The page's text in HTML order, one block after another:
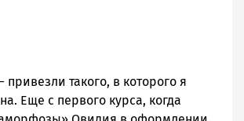
такого, в которого я
Еще с первого курса, когда